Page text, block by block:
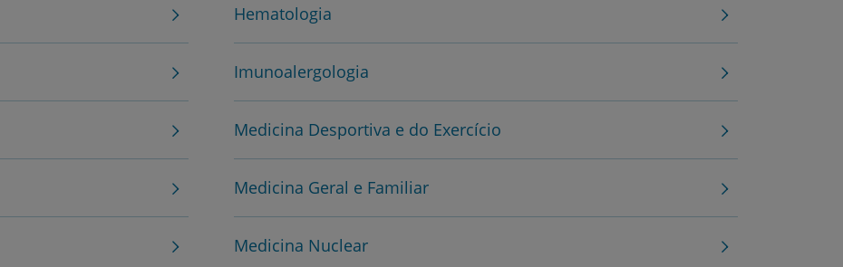
Grandes Áreas da Saúde
Serviços CUF
Plano +CUF
Hematologia
Imunoalergologia
Medicina Desportiva e do Exercício
Medicina Geral e Familiar
Medicina Nuclear